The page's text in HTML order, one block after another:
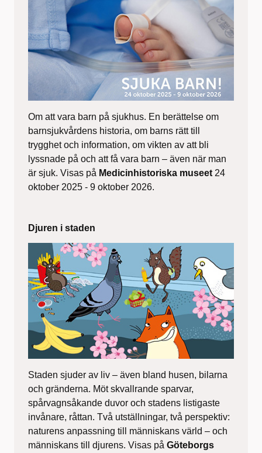
Om att vara barn på sjukhus. En berättelse om
barnsjukvårdens historia, om barns rätt till
trygghet och information, om vikten av att bli
lyssnade på och att få vara barn – även när man
är sjuk. Visas på Medicinhistoriska museet 24
oktober 2025 - 9 oktober 2026.
Djuren i staden
Staden sjuder av liv – även bland husen, bilarna
och gränderna. Möt skvallrande sparvar,
spårvagnsåkande duvor och stadens listigaste
invånare, råttan. Två utställningar, två perspektiv:
naturens anpassning till människans värld – och
människans till djurens. Visas på Göteborgs